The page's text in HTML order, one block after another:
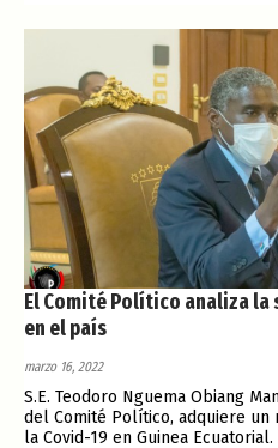
El Comité Político analiza
en el país
marzo 16, 2022
S.E. Teodoro Nguema Obiang
del Comité Político, adquiere
la Covid-19 en Guinea Ecuatorial.